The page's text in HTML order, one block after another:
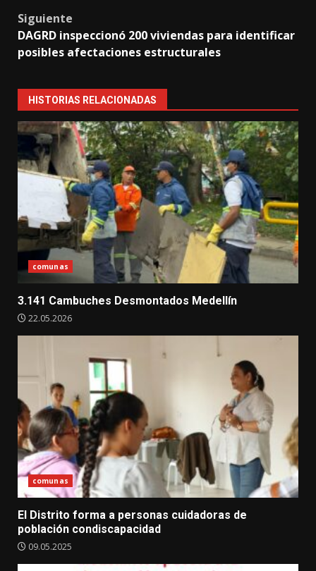
Siguiente
DAGRD inspeccionó 200 viviendas para identificar
posibles afectaciones estructurales
HISTORIAS RELACIONADAS
comunas
3.141 Cambuches Desmontados Medellín
22.05.2026
comunas
El Distrito forma a personas cuidadoras de
población condiscapacidad
09.05.2025